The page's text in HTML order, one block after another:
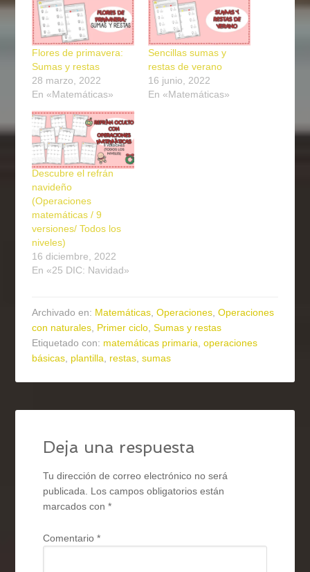
Flores de primavera:
Sumas y restas
28 marzo, 2022
En «Matemáticas»
Sencillas sumas y
restas de verano
16 junio, 2022
En «Matemáticas»
Descubre el refrán
navideño
(Operaciones
matemáticas / 9
versiones/ Todos los
niveles)
16 diciembre, 2022
En «25 DIC: Navidad»
Archivado en: Matemáticas,Operaciones,Operaciones
con naturales, Primer ciclo,Sumas y restas
Etiquetado con: matemáticas primaria,operaciones
básicas, plantilla, restas,sumas
Deja una respuesta
Tu dirección de correo electrónico no será
publicada. Los campos obligatorios están
marcados con*
Comentario*